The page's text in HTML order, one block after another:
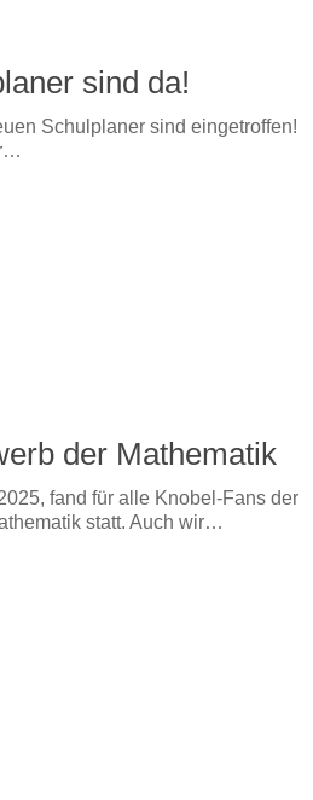
sind da!
Schulplaner sind eingetroffen!
der Mathematik
fand für alle Knobel-Fans der
statt. Auch wir…